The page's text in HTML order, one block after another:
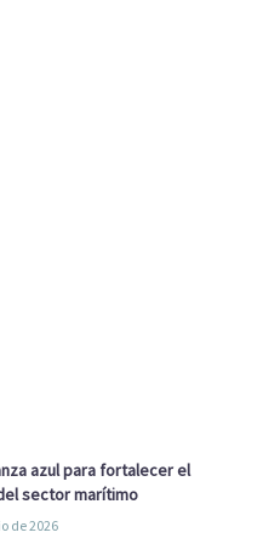
azul para fortalecer el
sector marítimo
de 2026